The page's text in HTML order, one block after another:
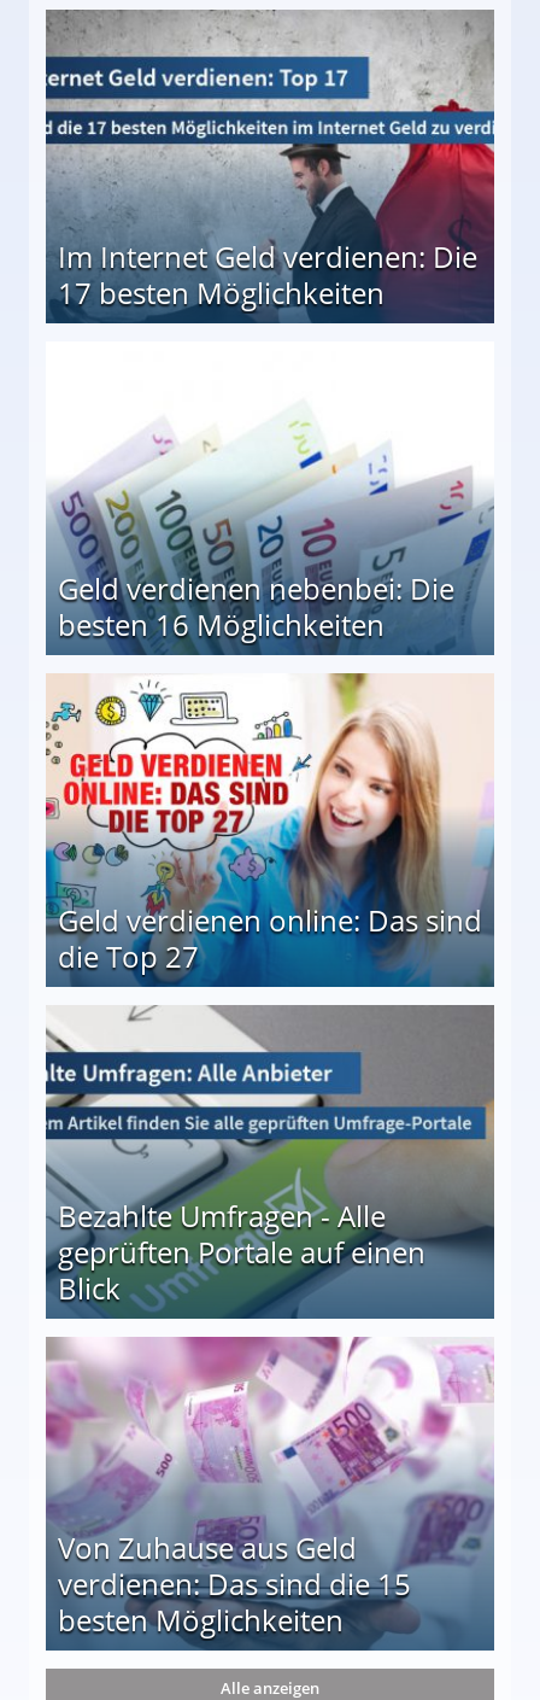
besten Möglichkeiten
Im Internet Geld verdienen: Die
17 besten Möglichkeiten
Geld verdienen nebenbei: Die
besten 16 Möglichkeiten
Geld verdienen online: Das sind
die Top 27
Bezahlte Umfragen - Alle
geprüften Portale auf einen
Blick
auf einen Blick
Von Zuhause aus Geld
verdienen: Das sind die 15
besten Möglichkeiten
die 15 besten Möglichkeiten
Alle anzeigen